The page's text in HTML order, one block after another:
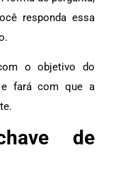
responda essa
o objetivo do
fará com que a
de